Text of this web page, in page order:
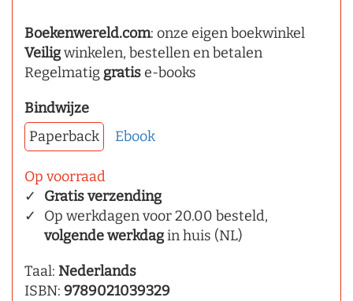
Boekenwereld.com: onze eigen boekwinkel
Veiligwinkelen, bestellen en betalen
Regelmatig gratise-books
Bindwijze
Paperback
Ebook
Op voorraad
Gratis verzending
Op werkdagen voor 20.00 besteld,
volgende werkdagin huis (NL)
Taal: Nederlands
ISBN: 9789021039329